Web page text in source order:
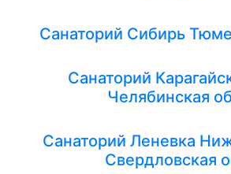
Санаторий Сибирь
Санаторий
Челябинская
Санаторий Леневка
Свердловская